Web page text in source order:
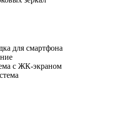
для смартфона
с ЖК-экраном